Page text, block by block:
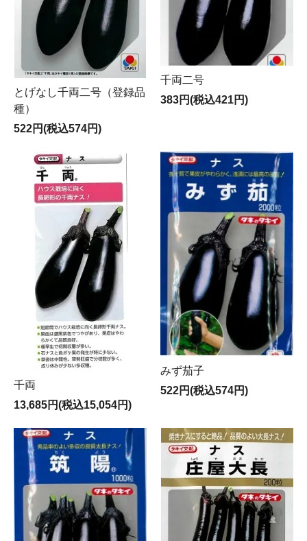
とげなし千両二号（登録品
種）
522円(税込574円)
千両二号
383円(税込421円)
千両
13,685円(税込15,054円)
みず茄子
522円(税込574円)